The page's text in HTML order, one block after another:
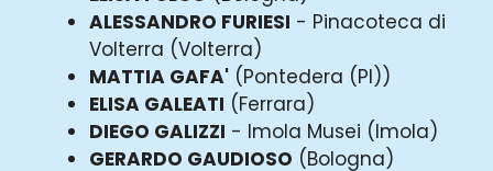
ALESSANDRO FURIESI - Pinacoteca di
Volterra (Volterra)
MATTIA GAFA' (Pontedera (PI))
ELISA GALEATI (Ferrara)
DIEGO GALIZZI - Imola Musei (Imola)
GERARDO GAUDIOSO (Bologna)